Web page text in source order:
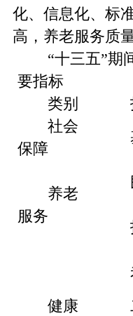
化、信息化、标
高，养老服务质
“十三五”期
要指标
类别
社会
保障
养老
服务
健康